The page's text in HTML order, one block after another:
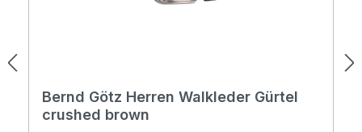
Bernd Götz Herren Walkleder Gürtel
crushed brown